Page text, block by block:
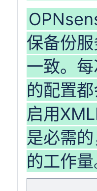
保备份
一致。
的配置
启用
是必需
的工作